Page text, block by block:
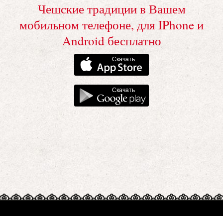
Чешские традиции в Вашем
мобильном телефоне, для IPhone и
Android бесплатно
Скачать
Скачать